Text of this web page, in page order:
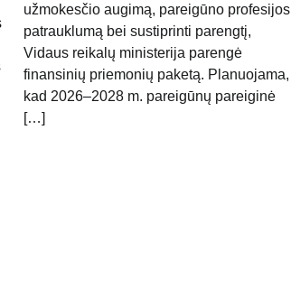
užmokesčio augimą, pareigūno profesijos
patrauklumą bei sustiprinti parengtį,
Vidaus reikalų ministerija parengė
finansinių priemonių paketą. Planuojama,
kad 2026–2028 m. pareigūnų pareiginė
[…]